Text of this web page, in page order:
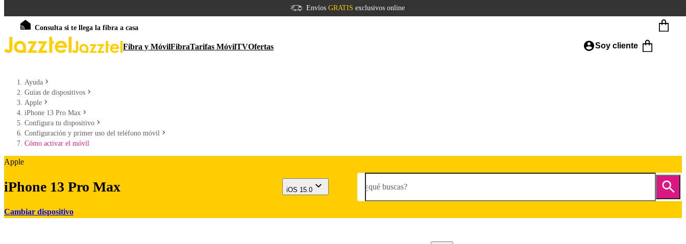
Envíos GRATIS exclusivos online
Consulta si te llega la fibra a casa
Fibra y MóvilFibraTarifas MóvilTVOfertas Soy cliente
Ayuda
Guías de dispositivos
Apple
iPhone 13 Pro Max
Configura tu dispositivo
Configuración y primer uso del teléfono móvil
Cómo activar el móvil
Apple
iPhone 13 Pro Max
Cambiar dispositivo
iOS 15.0 ¿qué buscas?